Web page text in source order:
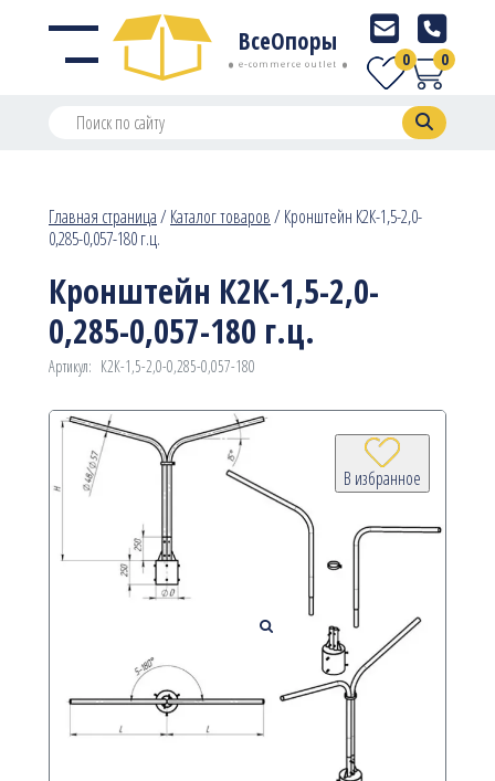
ВсеОпоры
e-commerce outlet 0
0
Главная страница/Каталог товаров/Кронштейн К2К-1,5-2,0-
0,285-0,057-180 г.ц.
Кронштейн К2К-1,5-2,0-
0,285-0,057-180 г.ц.
Артикул: К2К-1,5-2,0-0,285-0,057-180
В избранное